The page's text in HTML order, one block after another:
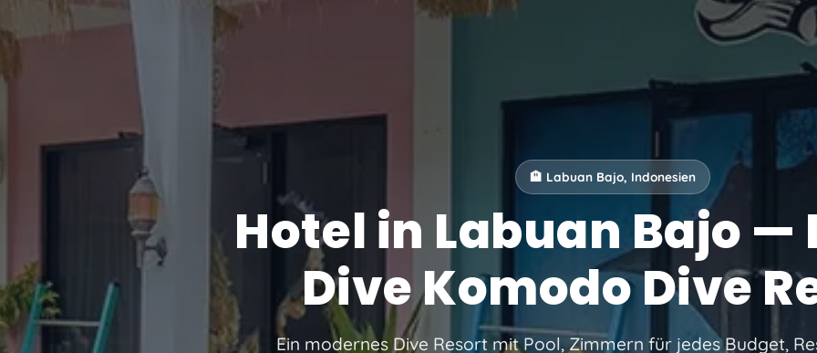
🏨 Labuan Bajo, Indonesien
Hotel in Labuan Bajo —
Dive Komodo Dive
Ein modernes Dive Resort mit Pool, Zimmern für jedes Budget,